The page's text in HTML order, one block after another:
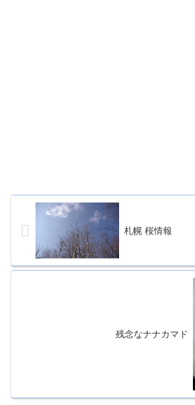
札幌 桜情報
残念なナナカマド